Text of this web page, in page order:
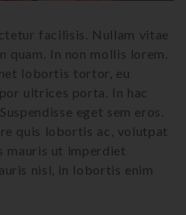
facilisis. Nullam vitae
quam. In non mollis lorem.
lobortis tortor, eu
ultrices porta. In hac
eget sem eros.
quis lobortis ac, volutpat
mauris ut imperdiet
nisl, in lobortis enim